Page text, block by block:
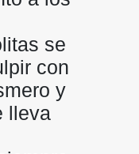
se
con
y
lleva